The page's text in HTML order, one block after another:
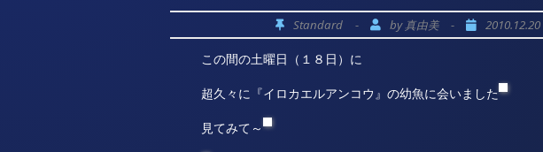
Standard - by真由美 - 2010.12.20
この間の土曜日（１８日）に
超久々に『イロカエルアンコウ』の幼魚に会いました
見てみて～